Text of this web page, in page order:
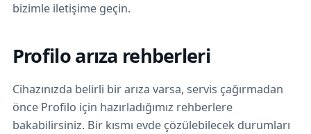
bizimle iletişime geçin.
Profilo arıza rehberleri
Cihazınızda belirli bir arıza varsa, servis çağırmadan
önce Profilo için hazırladığımız rehberlere
bakabilirsiniz. Bir kısmı evde çözülebilecek durumları